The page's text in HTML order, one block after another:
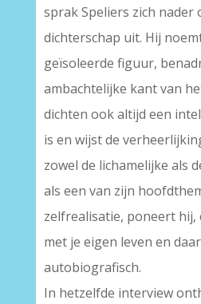
sprak Speliers zich nader
dichterschap uit. Hij
geïsoleerde figuur,
ambachtelijke kant van
dichten ook altijd een
is en wijst de
zowel de lichamelijke als
als een van zijn
zelfrealisatie, poneert hij,
met je eigen leven en
autobiografisch.
In hetzelfde interview